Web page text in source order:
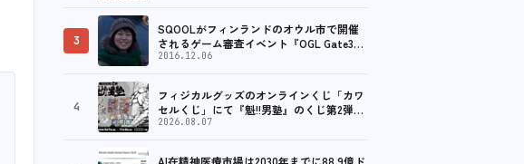
3
SQOOLがフィンランドのオウル市で開催
されるゲーム審査イベント『OGL Gate3』
のメディアパートナーに！
2016.12.06
4
フィジカルグッズのオンラインくじ「カワ
セルくじ」にて『魁!!男塾』のくじ第2弾が
販売開始！
2026.08.07
AI在精神医療市場は2030年までに88.9億ド